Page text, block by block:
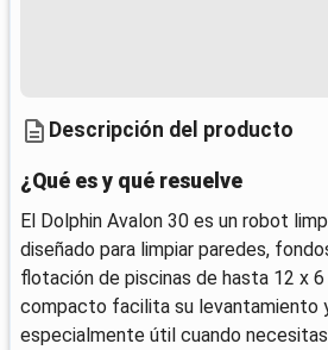
Descripción del producto
¿Qué es y qué resuelve
El Dolphin Avalon 30 es un robot
diseñado para limpiar paredes,
flotación de piscinas de hasta 12 x
compacto facilita su levantamiento
especialmente útil cuando